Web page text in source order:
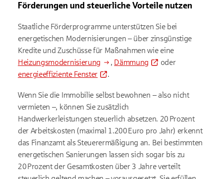
Förderungen und steuerliche Vorteile nutzen
Staatliche Förderprogramme unterstützen Sie bei
energetischen Modernisierungen – über zinsgünstige
Kredite und Zuschüsse für Maßnahmen wie eine
Heizungsmodernisierung
, Dämmung
oder
energieeffiziente Fenster
.
Wenn Sie die Immobilie selbst bewohnen – also nicht
vermieten –, können Sie zusätzlich
Handwerkerleistungen steuerlich absetzen. 20 Prozent
der Arbeitskosten (maximal 1.200 Euro pro Jahr) erkennt
das Finanzamt als Steuerermäßigung an. Bei bestimmten
energetischen Sanierungen lassen sich sogar bis zu
20 Prozent der Gesamtkosten über 3 Jahre verteilt